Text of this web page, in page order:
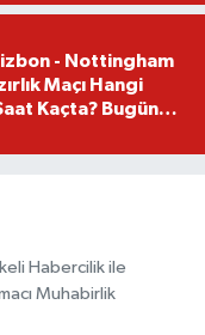
- Nottingham
Maçı Hangi
Kaçta? Bugün
Habercilik ile
Muhabirlik